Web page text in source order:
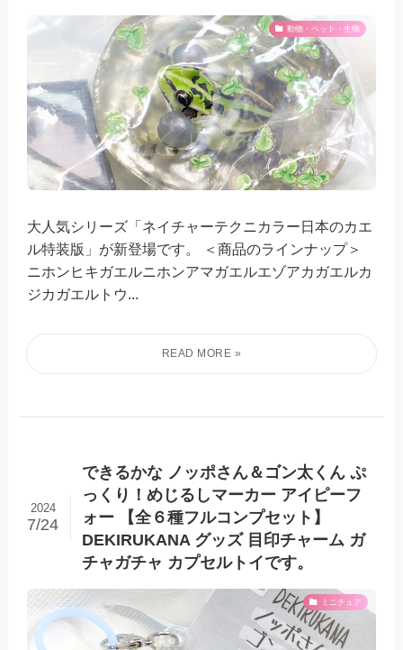
動物・ペット・生物
大人気シリーズ「ネイチャーテクニカラー日本のカエ
ル特装版」が新登場です。 ＜商品のラインナップ＞
ニホンヒキガエルニホンアマガエルエゾアカガエルカ
ジカガエルトウ...
できるかな ノッポさん＆ゴン太くん ぷ
っくり！めじるしマーカー アイピーフ
ォー 【全６種フルコンプセット】
DEKIRUKANA グッズ 目印チャーム ガ
チャガチャ カプセルトイです。
2024
7/24
ミニチュア